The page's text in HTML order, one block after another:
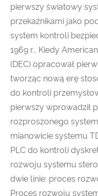
pierwszy światowy
przekaźnikami jako
system kontroli
1969 r., Kiedy
(DEC) opracował
tworząc nową erę
do kontroli
pierwszy wprowadził
rozproszonego
mianowicie systemu
PLC do kontroli
rozwoju systemu
dwie linie: proces
Proces rozwoju